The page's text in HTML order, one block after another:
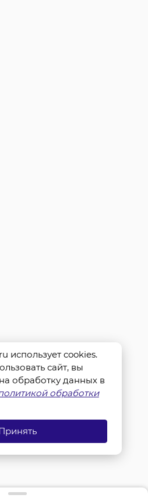
использует cookies.
сайт, вы
обработку данных в
обработки